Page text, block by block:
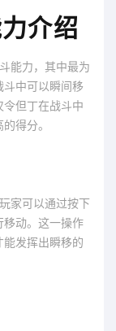
介绍
能力，其中最为
中可以瞬间移
但丁在战斗中
得分。
家可以通过按下
移动。这一操作
发挥出瞬移的